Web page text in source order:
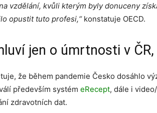
vzdělání, kvůli kterým byly donuceny
opustit tuto profesi,“konstatuje OECD.
jen o úmrtnosti v
že během pandemie Česko dosáhlo
především systém eRecept, dále i
zdravotních dat.